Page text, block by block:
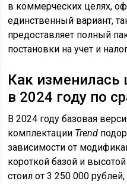
в коммерческих целях,
единственный вариант,
предоставляет полный
постановки на учет и
Как изменилась
в 2024 году по
В 2024 году базовая
комплектации Trend
зависимости от
короткой базой и
стоил от 3 250 000